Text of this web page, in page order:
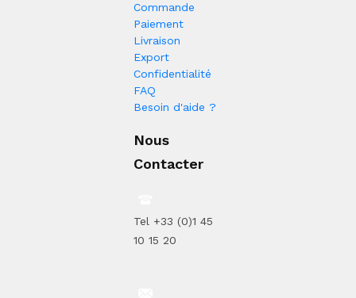
Commande
Paiement
Livraison
Export
Confidentialité
FAQ
Besoin d'aide ?
Nous
Contacter
Tel +33 (0)1 45
10 15 20